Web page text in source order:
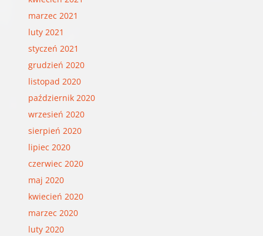
marzec 2021
luty 2021
styczeń 2021
grudzień 2020
listopad 2020
październik 2020
wrzesień 2020
sierpień 2020
lipiec 2020
czerwiec 2020
maj 2020
kwiecień 2020
marzec 2020
luty 2020